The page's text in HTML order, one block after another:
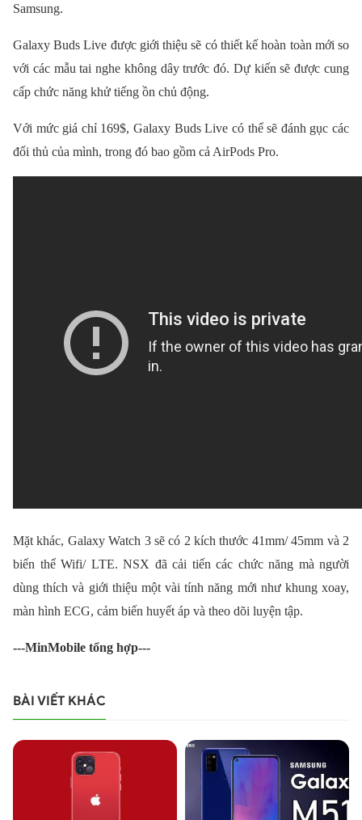
Samsung.
Galaxy Buds Live được giới thiệu sẽ có thiết kế hoàn toàn mới so
với các mẫu tai nghe không dây trước đó. Dự kiến sẽ được cung
cấp chức năng khử tiếng ồn chủ động.
Với mức giá chỉ 169$, Galaxy Buds Live có thể sẽ đánh gục các
đối thủ của mình, trong đó bao gồm cả AirPods Pro.
Mặt khác, Galaxy Watch 3 sẽ có 2 kích thước 41mm/ 45mm và 2
biến thể Wifi/ LTE. NSX đã cải tiến các chức năng mà người
dùng thích và giới thiệu một vài tính năng mới như khung xoay,
màn hình ECG, cảm biến huyết áp và theo dõi luyện tập.
---MinMobile tổng hợp---
BÀI VIẾT KHÁC